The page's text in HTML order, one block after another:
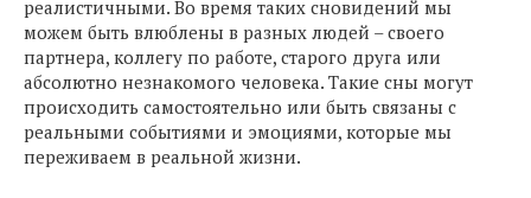
реалистичными. Во время таких сновидений мы
можем быть влюблены в разных людей – своего
партнера, коллегу по работе, старого друга или
абсолютно незнакомого человека. Такие сны могут
происходить самостоятельно или быть связаны с
реальными событиями и эмоциями, которые мы
переживаем в реальной жизни.